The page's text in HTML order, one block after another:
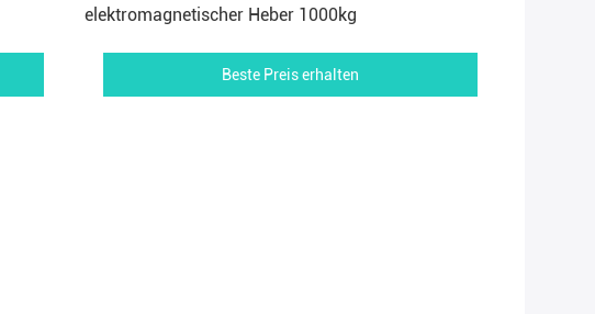
elektromagnetischer Heber 1000kg
Beste Preis erhalten